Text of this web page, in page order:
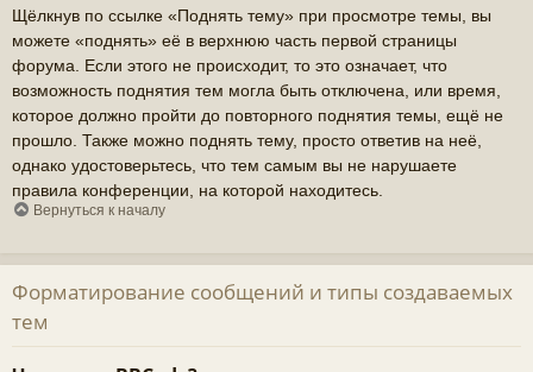
Щёлкнув по ссылке «Поднять тему» при просмотре темы, вы
можете «поднять» её в верхнюю часть первой страницы
форума. Если этого не происходит, то это означает, что
возможность поднятия тем могла быть отключена, или время,
которое должно пройти до повторного поднятия темы, ещё не
прошло. Также можно поднять тему, просто ответив на неё,
однако удостоверьтесь, что тем самым вы не нарушаете
правила конференции, на которой находитесь.
Вернуться к началу
Форматирование сообщений и типы создаваемых
тем